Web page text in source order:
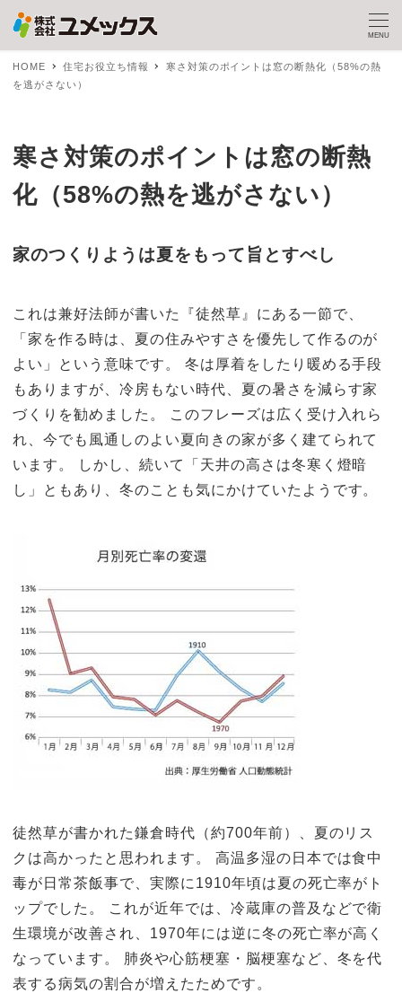
MENU
HOME 住宅お役立ち情報
寒さ対策のポイントは窓の断熱化（58%の熱
を逃がさない）
寒さ対策のポイントは窓の断熱
化（58%の熱を逃がさない）
家のつくりようは夏をもって旨とすべし
これは兼好法師が書いた『徒然草』にある一節で、
「家を作る時は、夏の住みやすさを優先して作るのが
よい」という意味です。 冬は厚着をしたり暖める手段
もありますが、冷房もない時代、夏の暑さを減らす家
づくりを勧めました。 このフレーズは広く受け入れら
れ、今でも風通しのよい夏向きの家が多く建てられて
います。 しかし、続いて「天井の高さは冬寒く燈暗
し」ともあり、冬のことも気にかけていたようです。
徒然草が書かれた鎌倉時代（約700年前）、夏のリス
クは高かったと思われます。 高温多湿の日本では食中
毒が日常茶飯事で、実際に1910年頃は夏の死亡率がト
ップでした。 これが近年では、冷蔵庫の普及などで衛
生環境が改善され、1970年には逆に冬の死亡率が高く
なっています。 肺炎や心筋梗塞・脳梗塞など、冬を代
表する病気の割合が増えたためです。